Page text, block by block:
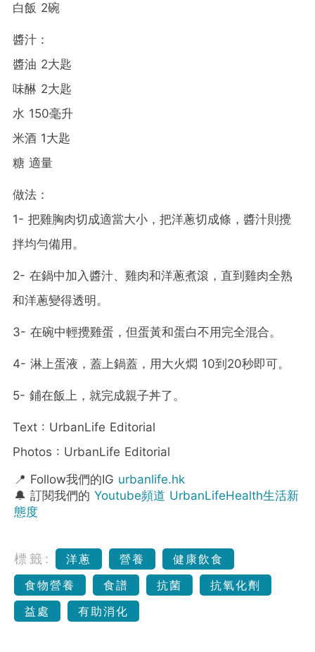
白飯 2碗
醬汁：
醬油 2大匙
味醂 2大匙
水 150毫升
米酒 1大匙
糖 適量
做法：
1- 把雞胸肉切成適當大小，把洋蔥切成條，醬汁則攪
拌均勻備用。
2- 在鍋中加入醬汁、雞肉和洋蔥煮滾，直到雞肉全熟
和洋蔥變得透明。
3- 在碗中輕攪雞蛋，但蛋黃和蛋白不用完全混合。
4- 淋上蛋液，蓋上鍋蓋，用大火燜 10到20秒即可。
5- 鋪在飯上，就完成親子丼了。
Text : UrbanLife Editorial
Photos : UrbanLife Editorial
📍 Follow我們的IG urbanlife.hk
🔔 訂閱我們的 Youtube頻道 UrbanLifeHealth生活新
態度
標籤: 洋蔥 營養
健康飲食
食物營養
食譜 抗菌
抗氧化劑
益處
有助消化